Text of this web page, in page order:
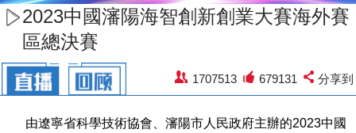
2023中國瀋陽海智創新創業大賽海外賽
區總決賽
1707513 679131 分享到
由遼寧省科學技術協會、瀋陽市人民政府主辦的2023中國